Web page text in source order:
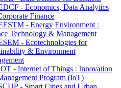
- Economics, Data Analytics
Finance
- Energy Environment :
Technology & Management
- Ecotechnologies for
& Environment
- Internet of Things : Innovation
Program (IoT)
- Smart Cities and Urban